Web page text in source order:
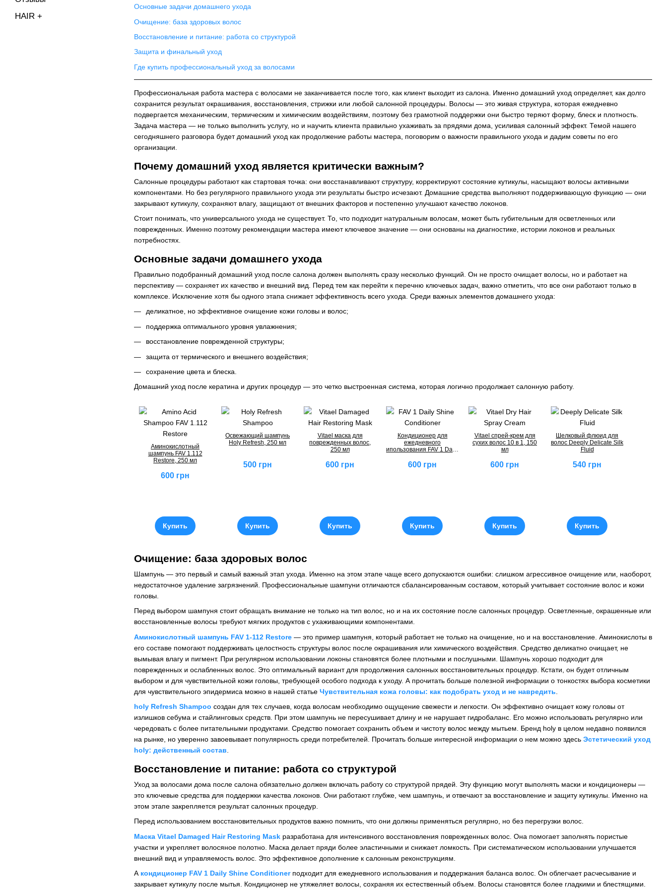
Основные задачи домашнего ухода
Очищение: база здоровых волос
Восстановление и питание: работа со структурой
Защита и финальный уход
Где купить профессиональный уход за волосами
Профессиональная работа мастера с волосами не заканчивается после того, как клиент выходит из салона. Именно домашний уход определяет, как долго
сохранится результат окрашивания, восстановления, стрижки или любой салонной процедуры. Волосы — это живая структура, которая ежедневно
подвергается механическим, термическим и химическим воздействиям, поэтому без грамотной поддержки они быстро теряют форму, блеск и плотность.
Задача мастера — не только выполнить услугу, но и научить клиента правильно ухаживать за прядями дома, усиливая салонный эффект. Темой нашего
сегодняшнего разговора будет домашний уход как продолжение работы мастера, поговорим о важности правильного ухода и дадим советы по его
организации.
Почему домашний уход является критически важным?
Салонные процедуры работают как стартовая точка: они восстанавливают структуру, корректируют состояние кутикулы, насыщают волосы активными
компонентами. Но без регулярного правильного ухода эти результаты быстро исчезают. Домашние средства выполняют поддерживающую функцию — они
закрывают кутикулу, сохраняют влагу, защищают от внешних факторов и постепенно улучшают качество локонов.
Стоит понимать, что универсального ухода не существует. То, что подходит натуральным волосам, может быть губительным для осветленных или
поврежденных. Именно поэтому рекомендации мастера имеют ключевое значение — они основаны на диагностике, истории локонов и реальных
потребностях.
Основные задачи домашнего ухода
Правильно подобранный домашний уход после салона должен выполнять сразу несколько функций. Он не просто очищает волосы, но и работает на
перспективу — сохраняет их качество и внешний вид. Перед тем как перейти к перечню ключевых задач, важно отметить, что все они работают только в
комплексе. Исключение хотя бы одного этапа снижает эффективность всего ухода. Среди важных элементов домашнего ухода:
деликатное, но эффективное очищение кожи головы и волос;
поддержка оптимального уровня увлажнения;
восстановление поврежденной структуры;
защита от термического и внешнего воздействия;
сохранение цвета и блеска.
Домашний уход после кератина и других процедур — это четко выстроенная система, которая логично продолжает салонную работу.
Аминокислотный
шампунь FAV 1.112
Restore, 250 мл
600 грн
Купить
Освежающий шампунь
Holy Refresh, 250 мл
500 грн
Купить
Vitael маска для
поврежденных волос,
250 мл
600 грн
Купить
Кондиционер для
ежедневного
ипользования FAV 1 Daily
600 грн
Купить
Vitael спрей-крем для
сухих волос 10 в 1, 150
мл
600 грн
Купить
Шелковый флюид для
волос Deeply Delicate Silk
Fluid
540 грн
Купить
Очищение: база здоровых волос
Шампунь — это первый и самый важный этап ухода. Именно на этом этапе чаще всего допускаются ошибки: слишком агрессивное очищение или, наоборот,
недостаточное удаление загрязнений. Профессиональные шампуни отличаются сбалансированным составом, который учитывает состояние волос и кожи
головы.
Перед выбором шампуня стоит обращать внимание не только на тип волос, но и на их состояние после салонных процедур. Осветленные, окрашенные или
восстановленные волосы требуют мягких продуктов с ухаживающими компонентами.
Аминокислотный шампунь FAV 1-112 Restore — это пример шампуня, который работает не только на очищение, но и на восстановление. Аминокислоты в
его составе помогают поддерживать целостность структуры волос после окрашивания или химического воздействия. Средство деликатно очищает, не
вымывая влагу и пигмент. При регулярном использовании локоны становятся более плотными и послушными. Шампунь хорошо подходит для
поврежденных и ослабленных волос. Это оптимальный вариант для продолжения салонных восстановительных процедур. Кстати, он будет отличным
выбором и для чувствительной кожи головы, требующей особого подхода к уходу. А прочитать больше полезной информации о тонкостях выбора косметики
для чувствительного эпидермиса можно в нашей статье Чувствительная кожа головы: как подобрать уход и не навредить
holy Refresh Shampoo создан для тех случаев, когда волосам необходимо ощущение свежести и легкости. Он эффективно очищает кожу головы от
излишков себума и стайлинговых средств. При этом шампунь не пересушивает длину и не нарушает гидробаланс. Его можно использовать регулярно или
чередовать с более питательными продуктами. Средство помогает сохранить объем и чистоту волос между мытьем. Бренд holy в целом недавно появился
на рынке, но уверенно завоевывает популярность среди потребителей. Прочитать больше интересной информации о нем можно здесь Эстетический уход
holy: действенный состав
Восстановление и питание: работа со структурой
Уход за волосами дома после салона обязательно должен включать работу со структурой прядей. Эту функцию могут выполнять маски и кондиционеры —
это ключевые средства для поддержки качества локонов. Они работают глубже, чем шампунь, и отвечают за восстановление и защиту кутикулы. Именно на
этом этапе закрепляется результат салонных процедур.
Перед использованием восстановительных продуктов важно помнить, что они должны применяться регулярно, но без перегрузки волос.
Маска Vitael Damaged Hair Restoring Mask разработана для интенсивного восстановления поврежденных волос. Она помогает заполнять пористые
участки и укрепляет волосяное полотно. Маска делает пряди более эластичными и снижает ломкость. При систематическом использовании улучшается
внешний вид и управляемость волос. Это эффективное дополнение к салонным реконструкциям.
А кондиционер FAV 1 Daily Shine Conditionerподходит для ежедневного использования и поддержания баланса волос. Он облегчает расчесывание и
закрывает кутикулу после мытья. Кондиционер не утяжеляет волосы, сохраняя их естественный объем. Волосы становятся более гладкими и блестящими.
HAIR +